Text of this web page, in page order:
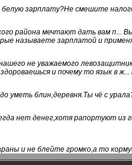
зарплату?Не смешите
района мечтают дать вам п...
называете зарплатой и
не уважаемого
и почему то язык в ж...
уметь блин,деревня.Ты чё с
нет денег,хотя рапортуют из
и не блейте громко,а то